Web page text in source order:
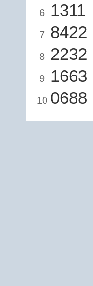
6 1311
7 8422
8 2232
9 1663
10 0688